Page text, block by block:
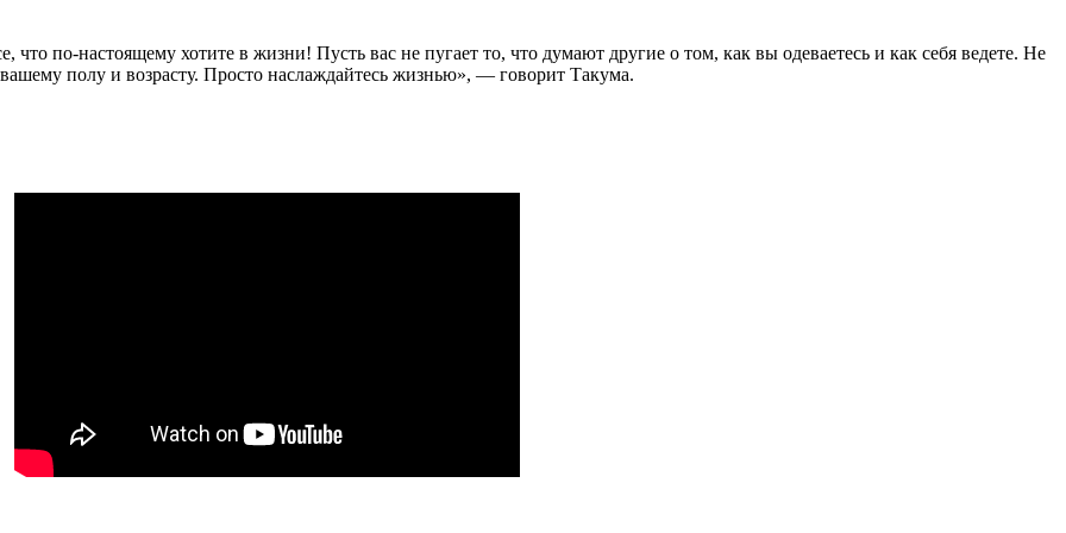
по-настоящему хотите в жизни! Пусть вас не пугает то, что думают другие о том, как вы одеваетесь и как себя ведете. Не
полу и возрасту. Просто наслаждайтесь жизнью», — говорит Такума.